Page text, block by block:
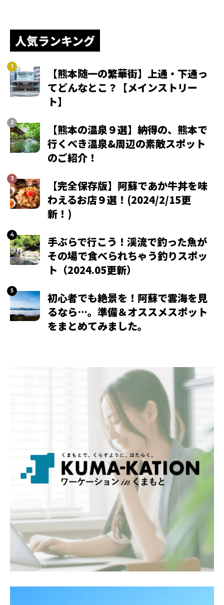
人気ランキング
【熊本随一の繁華街】上通・下通っ
てどんなとこ？【メインストリー
ト】
【熊本の温泉９選】納得の、熊本で
行くべき温泉&周辺の素敵スポット
のご紹介！
【完全保存版】阿蘇であか牛丼を味
わえるお店９選！(2024/2/15更
新！)
手ぶらで行こう！渓流で釣った魚が
その場で食べられちゃう釣りスポッ
ト（2024.05更新）
初心者でも絶景を！阿蘇で雲海を見
るなら…。準備＆オススメスポット
をまとめてみました。